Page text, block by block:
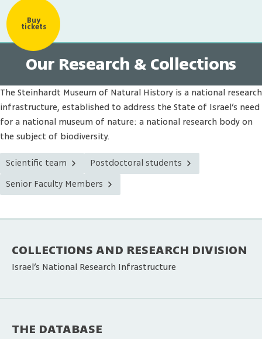
Buy
tickets
Our Research & Collections
The Steinhardt Museum of Natural History is a national research
infrastructure, established to address the State of Israel’s need
for a national museum of nature: a national research body on
the subject of biodiversity.
Scientific team
Postdoctoral students
Senior Faculty Members
COLLECTIONS AND RESEARCH DIVISION
Israel’s National Research Infrastructure
THE DATABASE